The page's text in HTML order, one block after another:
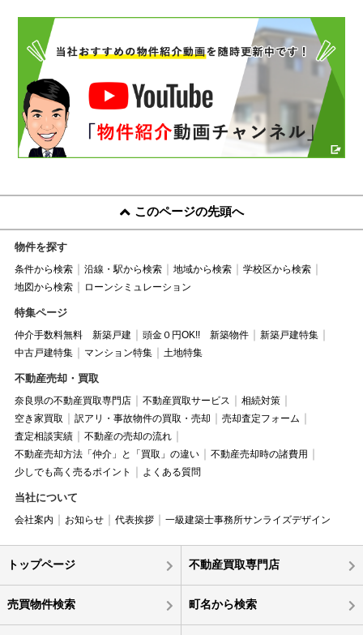
このページの先頭へ
物件を探す
条件から検索 沿線・駅から検索 地域から検索
学校区から検索
地図から検索
ローンシミュレーション
特集ページ
仲介手数料無料 新築戸建 頭金０円OK!! 新築物件
新築戸建特集
中古戸建特集
マンション特集 土地特集
不動産売却・買取
奈良県の不動産買取専門店 不動産買取サービス
相続対策
空き家買取
訳アリ・事故物件の買取・売却
売却査定フォーム
査定相談実績
不動産の売却の流れ
不動産売却方法「仲介」と「買取」の違い
不動産売却時の諸費用
少しでも高く売るポイント
よくある質問
当社について
会社案内 お知らせ 代表挨拶 一級建築士事務所サンライズデザイン
トップページ 不動産買取専門店
売買物件検索 町名から検索